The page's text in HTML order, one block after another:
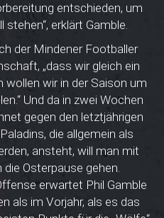
entschieden, um
erklärt Gamble.
der Mindener Footballer
„dass wir gleich ein
wollen wir in der Saison um
Und da in zwei Wochen
gegen den letztjährigen
die allgemein als
ansteht, will man mit
Osterpause gehen.
erwartet Phil Gamble
als im Vorjahr, als es das